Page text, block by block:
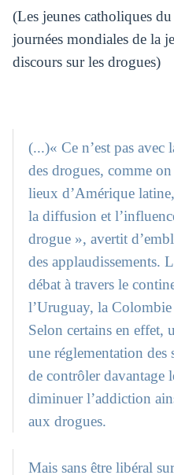
(Les jeunes catholiques
journées mondiales de la
discours sur les drogues)
(...)« Ce n’est pas avec
des drogues, comme
lieux d’Amérique
la diffusion et
drogue », avertit
des applaudissements.
débat à travers le
l’Uruguay, la
Selon certains en effet,
une réglementation des
de contrôler davantage
diminuer l’addiction
aux drogues.
Mais sans être libéral